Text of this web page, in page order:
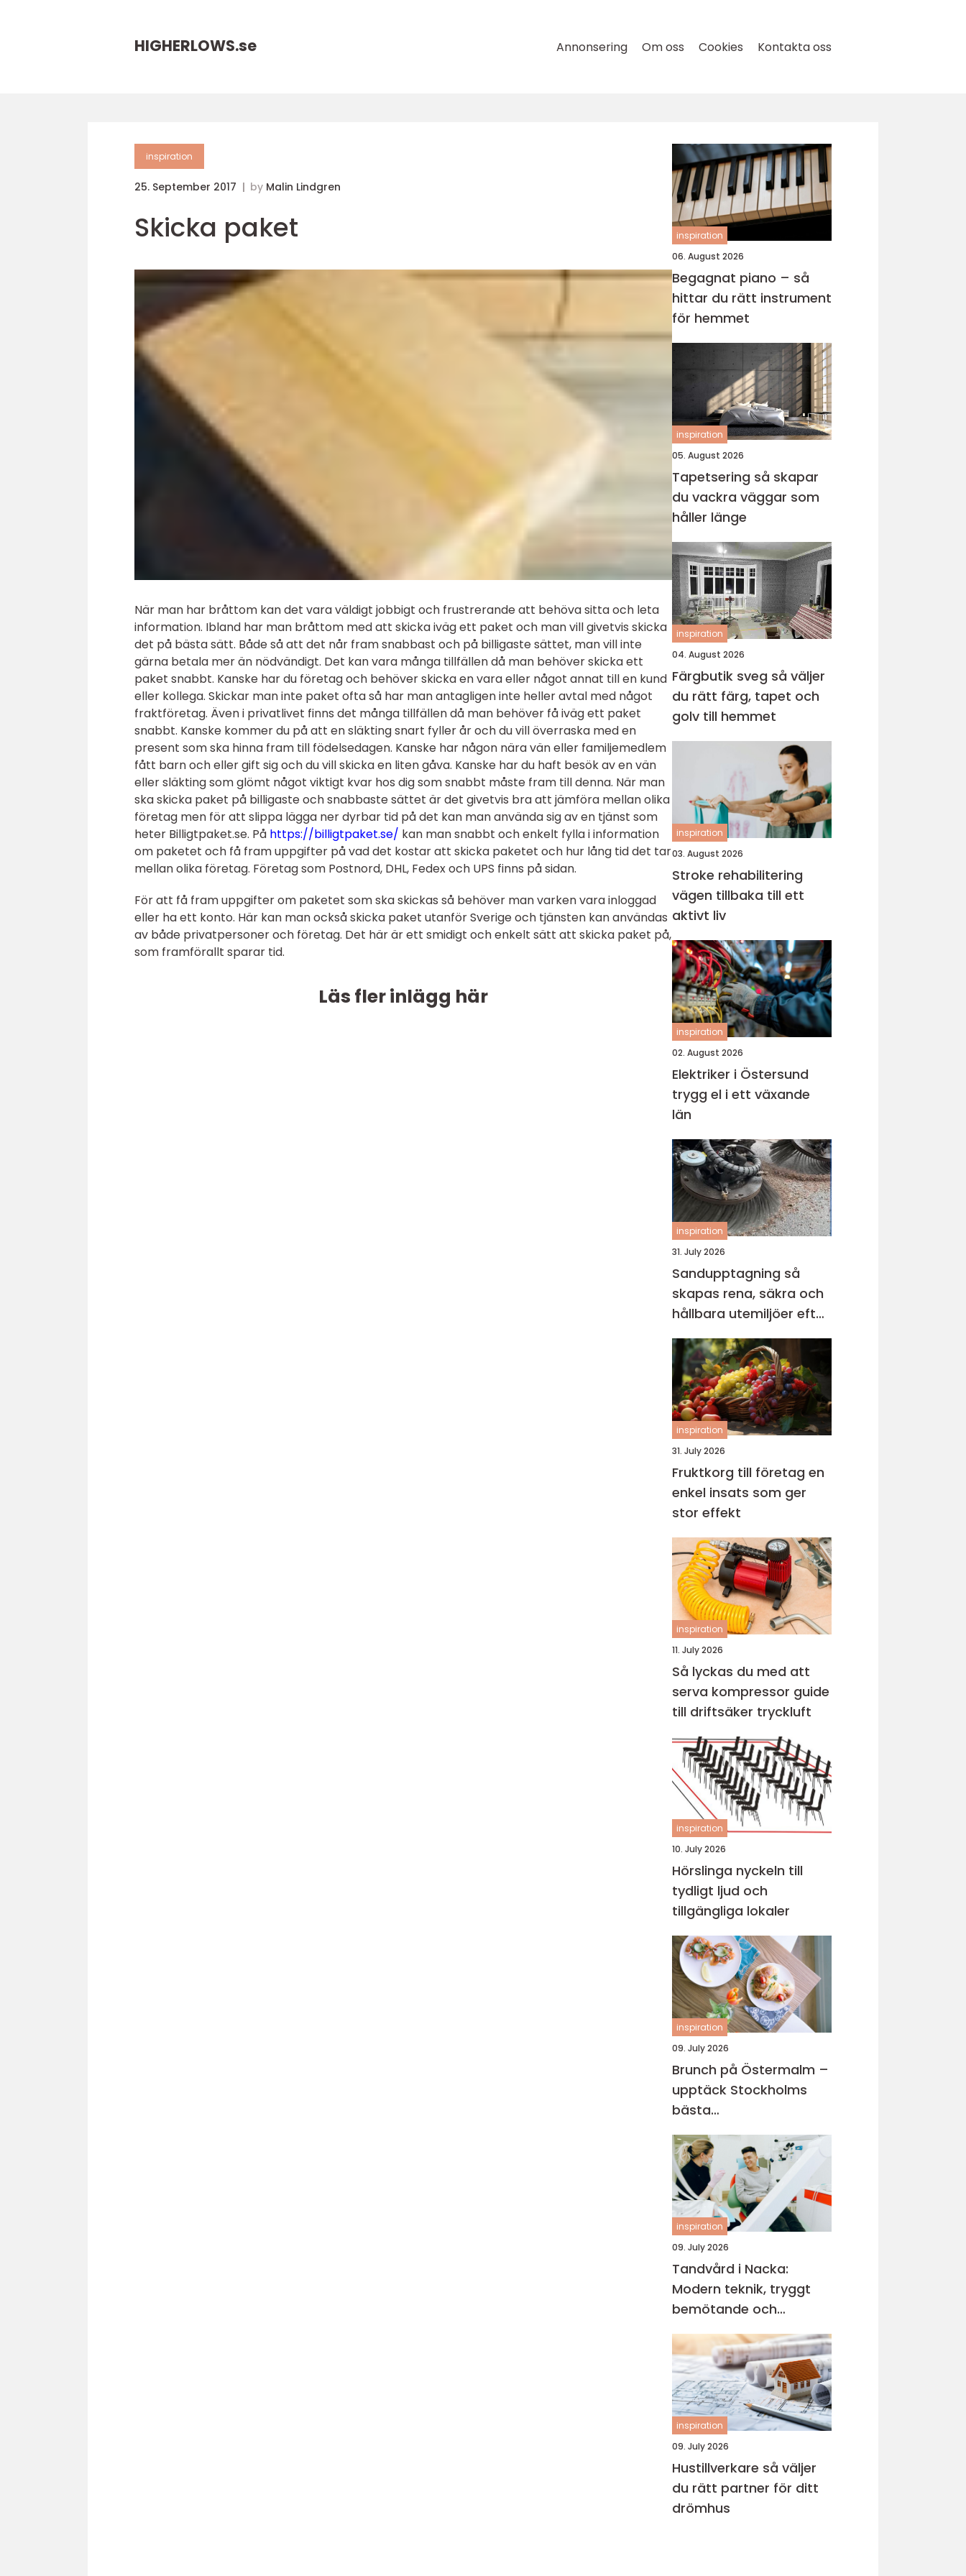
HIGHERLOWS.se Annonsering Om oss Cookies Kontakta oss
inspiration
25. September 2017 by Malin Lindgren
Skicka paket
När man har bråttom kan det vara väldigt jobbigt och frustrerande att behöva sitta och leta
information. Ibland har man bråttom med att skicka iväg ett paket och man vill givetvis skicka
det på bästa sätt. Både så att det når fram snabbast och på billigaste sättet, man vill inte
gärna betala mer än nödvändigt. Det kan vara många tillfällen då man behöver skicka ett
paket snabbt. Kanske har du företag och behöver skicka en vara eller något annat till en kund
eller kollega. Skickar man inte paket ofta så har man antagligen inte heller avtal med något
fraktföretag. Även i privatlivet finns det många tillfällen då man behöver få iväg ett paket
snabbt. Kanske kommer du på att en släkting snart fyller år och du vill överraska med en
present som ska hinna fram till födelsedagen. Kanske har någon nära vän eller familjemedlem
fått barn och eller gift sig och du vill skicka en liten gåva. Kanske har du haft besök av en vän
eller släkting som glömt något viktigt kvar hos dig som snabbt måste fram till denna. När man
ska skicka paket på billigaste och snabbaste sättet är det givetvis bra att jämföra mellan olika
företag men för att slippa lägga ner dyrbar tid på det kan man använda sig av en tjänst som
heter Billigtpaket.se. På https://billigtpaket.se/ kan man snabbt och enkelt fylla i information
om paketet och få fram uppgifter på vad det kostar att skicka paketet och hur lång tid det tar
mellan olika företag. Företag som Postnord, DHL, Fedex och UPS finns på sidan.
För att få fram uppgifter om paketet som ska skickas så behöver man varken vara inloggad
eller ha ett konto. Här kan man också skicka paket utanför Sverige och tjänsten kan användas
av både privatpersoner och företag. Det här är ett smidigt och enkelt sätt att skicka paket på,
som framförallt sparar tid.
Läs fler inlägg här
inspiration
06. August 2026
Begagnat piano – så
hittar du rätt instrument
för hemmet
inspiration
05. August 2026
Tapetsering så skapar
du vackra väggar som
håller länge
inspiration
04. August 2026
Färgbutik sveg så väljer
du rätt färg, tapet och
golv till hemmet
inspiration
03. August 2026
Stroke rehabilitering
vägen tillbaka till ett
aktivt liv
inspiration
02. August 2026
Elektriker i Östersund
trygg el i ett växande
län
inspiration
31. July 2026
Sandupptagning så
skapas rena, säkra och
hållbara utemiljöer efter
vintern
inspiration
31. July 2026
Fruktkorg till företag en
enkel insats som ger
stor effekt
inspiration
11. July 2026
Så lyckas du med att
serva kompressor guide
till driftsäker tryckluft
inspiration
10. July 2026
Hörslinga nyckeln till
tydligt ljud och
tillgängliga lokaler
inspiration
09. July 2026
Brunch på Östermalm –
upptäck Stockholms
bästa
brunchupplevelser för
en smakrik helg
inspiration
09. July 2026
Tandvård i Nacka:
Modern teknik, tryggt
bemötande och
lättillgängliga
behandlingar
inspiration
09. July 2026
Hustillverkare så väljer
du rätt partner för ditt
drömhus